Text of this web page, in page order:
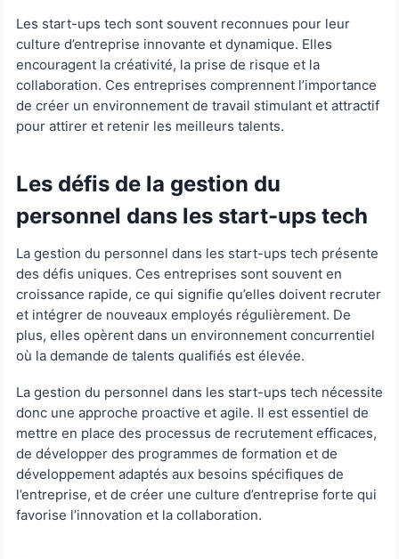
Les start-ups tech sont souvent reconnues pour leur
culture d’entreprise innovante et dynamique. Elles
encouragent la créativité, la prise de risque et la
collaboration. Ces entreprises comprennent l’importance
de créer un environnement de travail stimulant et attractif
pour attirer et retenir les meilleurs talents.
Les défis de la gestion du
personnel dans les start-ups tech
La gestion du personnel dans les start-ups tech présente
des défis uniques. Ces entreprises sont souvent en
croissance rapide, ce qui signifie qu’elles doivent recruter
et intégrer de nouveaux employés régulièrement. De
plus, elles opèrent dans un environnement concurrentiel
où la demande de talents qualifiés est élevée.
La gestion du personnel dans les start-ups tech nécessite
donc une approche proactive et agile. Il est essentiel de
mettre en place des processus de recrutement efficaces,
de développer des programmes de formation et de
développement adaptés aux besoins spécifiques de
l’entreprise, et de créer une culture d’entreprise forte qui
favorise l’innovation et la collaboration.